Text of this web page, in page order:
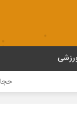
حجاب یک ضرورت